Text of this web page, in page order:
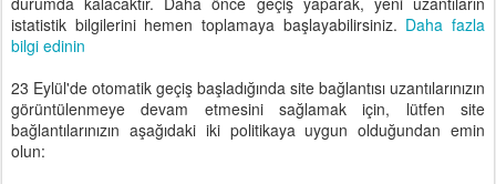
istatistik bilgilerini hemen toplamaya başlayabilirsiniz. Daha fazla
bilgi edinin
23 Eylül'de otomatik geçiş başladığında site bağlantısı uzantılarınızın
görüntülenmeye devam etmesini sağlamak için, lütfen site
bağlantılarınızın aşağıdaki iki politikaya uygun olduğundan emin
olun: